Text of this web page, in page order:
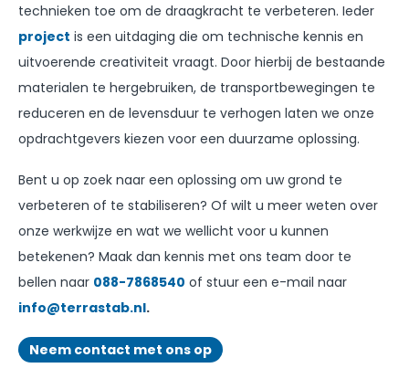
technieken toe om de draagkracht te verbeteren. Ieder
project is een uitdaging die om technische kennis en
uitvoerende creativiteit vraagt. Door hierbij de bestaande
materialen te hergebruiken, de transportbewegingen te
reduceren en de levensduur te verhogen laten we onze
opdrachtgevers kiezen voor een duurzame oplossing.
Bent u op zoek naar een oplossing om uw grond te
verbeteren of te stabiliseren? Of wilt u meer weten over
onze werkwijze en wat we wellicht voor u kunnen
betekenen? Maak dan kennis met ons team door te
bellen naar 088-7868540 of stuur een e-mail naar
info@terrastab.nl.
Neem contact met ons op